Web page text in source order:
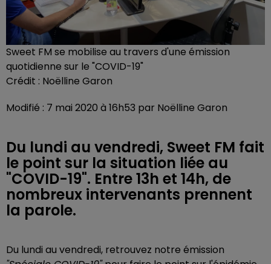
Sweet FM se mobilise au travers d'une émission
quotidienne sur le "COVID-19"
Crédit : Noëlline Garon
Modifié : 7 mai 2020 à 16h53 par Noëlline Garon
Du lundi au vendredi, Sweet FM fait
le point sur la situation liée au
"COVID-19". Entre 13h et 14h, de
nombreux intervenants prennent
la parole.
Du lundi au vendredi, retrouvez notre émission